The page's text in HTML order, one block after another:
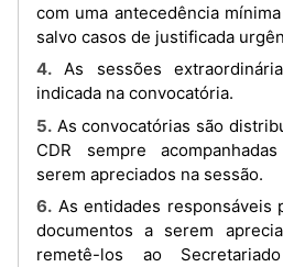
com uma antecedência
salvo casos de justificada
4. As sessões extraordinárias têm início à hora
indicada na convocatória.
5. As convocatórias são distribuídas aos membros do
CDR sempre
serem apreciados na sessão.
6. As entidades responsáveis pela apresentação dos
documentos a serem
remetê-los ao